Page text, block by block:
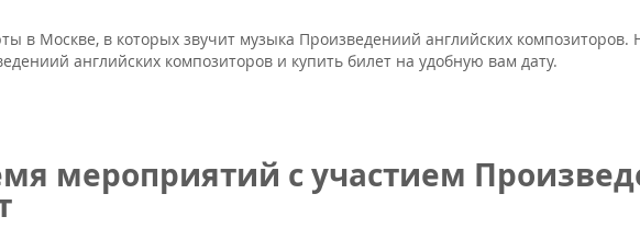
в Москве, в которых звучит музыка Произведениий английских
английских композиторов и купить билет на удобную вам дату.
мероприятий с участием